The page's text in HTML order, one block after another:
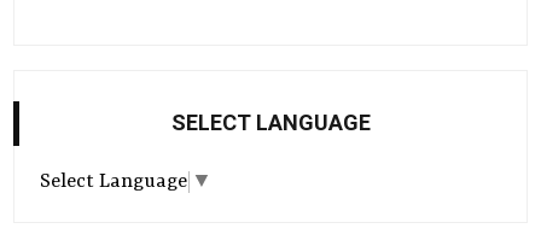
SELECT LANGUAGE
Select Language ▼